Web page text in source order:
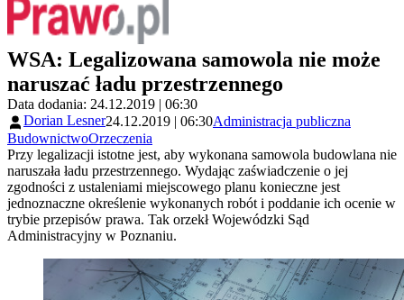
WSA: Legalizowana samowola nie może
naruszać ładu przestrzennego
Data dodania: 24.12.2019 | 06:30
Dorian Lesner24.12.2019 | 06:30Administracja publiczna
BudownictwoOrzeczenia
Przy legalizacji istotne jest, aby wykonana samowola budowlana nie
naruszała ładu przestrzennego. Wydając zaświadczenie o jej
zgodności z ustaleniami miejscowego planu konieczne jest
jednoznaczne określenie wykonanych robót i poddanie ich ocenie w
trybie przepisów prawa. Tak orzekł Wojewódzki Sąd
Administracyjny w Poznaniu.